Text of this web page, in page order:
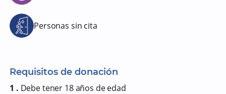
Personas sin cita
Requisitos de donación
1 . Debe tener 18 años de edad